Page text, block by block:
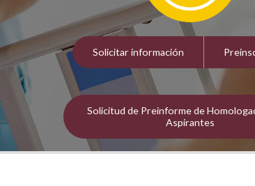
Solicitar información
Solicitud de Preinforme de
Aspirantes